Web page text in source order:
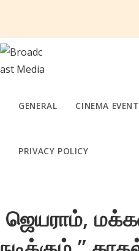
GENERAL CINEMA
PRIVACY POLICY
ஜெயராம்,